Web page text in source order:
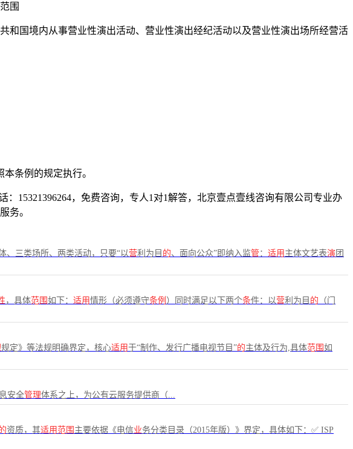
国境内从事营业性演出活动、营业性演出经纪活动以及营业性演出场所经营活
条例的规定执行。
15321396264，免费咨询，专人1对1解答，北京壹点壹线咨询有限公司专业办
务。
、三类场所、两类活动，只要“以 营利为目 的、面向公众”即纳入监管 ： 适用 主体文艺表演 团
，具体范围 如下： 适用情形（必须遵守条例 ）同时满足以下两个条件：以 营利为目 的 （门
规定》等法规明确界定，核心适用于“制作、发行广播电视节目”的主体及行为,具体范围 如
安全管理体系之上，为公有云服务提供商（...
资质，其适用范围 主要依据《电信业务分类目录（2015年版）》界定，具体如下：✅ ISP